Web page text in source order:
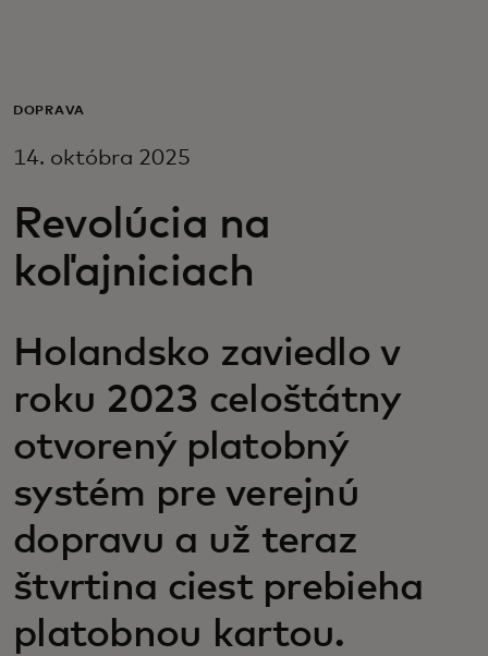
Pre firmy
Pre inovátorov
DOPRAVA
14. októbra 2025
Revolúcia na
koľajniciach
Holandsko zaviedlo v
roku 2023 celoštátny
otvorený platobný
systém pre verejnú
dopravu a už teraz
štvrtina ciest prebieha
platobnou kartou.